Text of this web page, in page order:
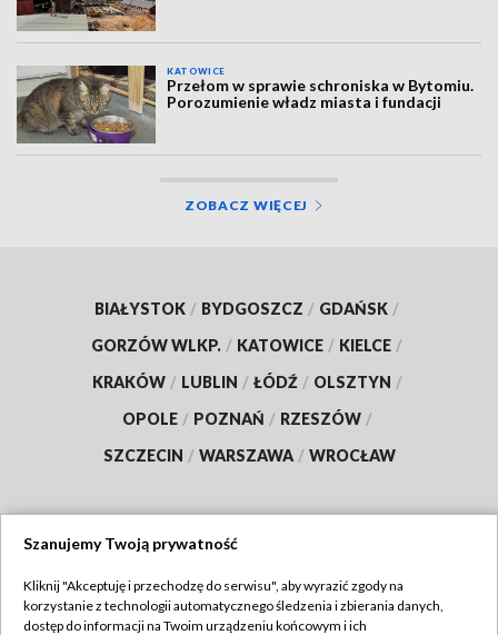
KATOWICE
Przełom w sprawie schroniska w Bytomiu.
Porozumienie władz miasta i fundacji
ZOBACZ WIĘCEJ
BIAŁYSTOK / BYDGOSZCZ / GDAŃSK /
GORZÓW WLKP. / KATOWICE / KIELCE /
KRAKÓW / LUBLIN / ŁÓDŹ / OLSZTYN /
OPOLE / POZNAŃ / RZESZÓW /
SZCZECIN / WARSZAWA / WROCŁAW
TVP
Szanujemy Twoją prywatność
Kliknij "Akceptuję i przechodzę do serwisu", aby wyrazić zgody na
korzystanie z technologii automatycznego śledzenia i zbierania danych,
dostęp do informacji na Twoim urządzeniu końcowym i ich